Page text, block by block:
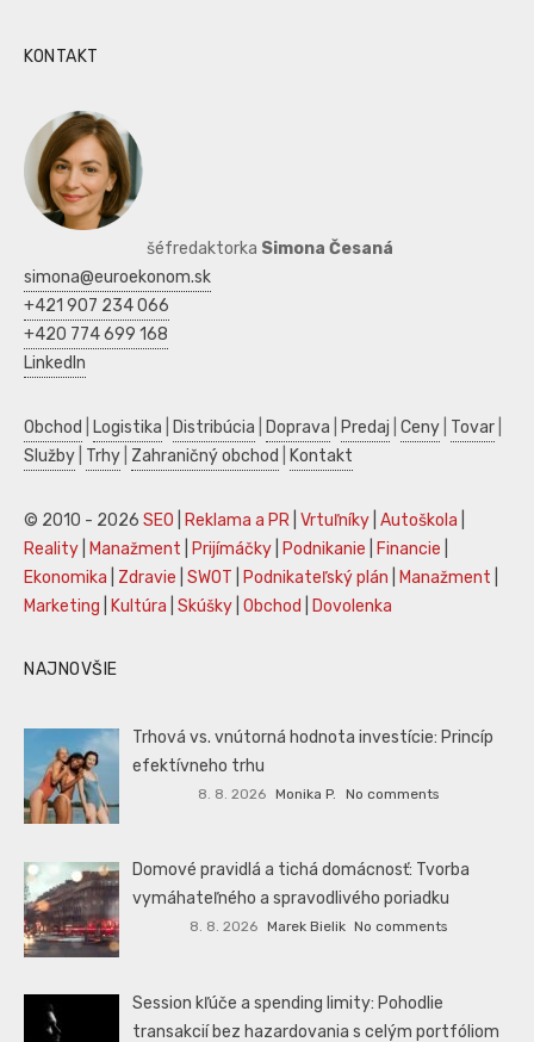
KONTAKT
šéfredaktorka Simona Česaná
simona@euroekonom.sk
+421 907 234 066
+420 774 699 168
LinkedIn
Obchod Logistika Distribúcia Doprava Predaj Ceny Tovar
Služby Trhy Zahraničný obchod Kontakt
© 2010 - 2026 SEO Reklama a PR Vrtuľníky Autoškola
Reality
Manažment Prijímáčky Podnikanie Financie
Ekonomika
Zdravie SWOT Podnikateľský plán Manažment
Marketing
Kultúra Skúšky Obchod Dovolenka
NAJNOVŠIE
Trhová vs. vnútorná hodnota investície: Princíp
efektívneho trhu
8. 8. 2026 Monika P. No comments
Domové pravidlá a tichá domácnosť: Tvorba
vymáhateľného a spravodlivého poriadku
8. 8. 2026 Marek Bielik No comments
Session kľúče a spending limity: Pohodlie
transakcií bez hazardovania s celým portfóliom